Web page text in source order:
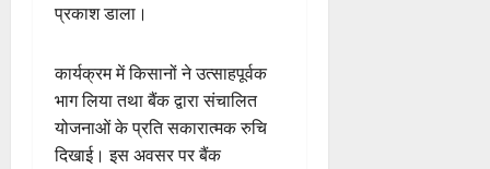
प्रकाश डाला।
कार्यक्रम में किसानों ने उत्साहपूर्वक
भाग लिया तथा बैंक द्वारा संचालित
योजनाओं के प्रति सकारात्मक रुचि
दिखाई। इस अवसर पर बैंक